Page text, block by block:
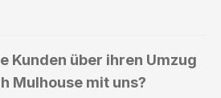
Kunden über ihren Umzug
Mulhouse mit uns?